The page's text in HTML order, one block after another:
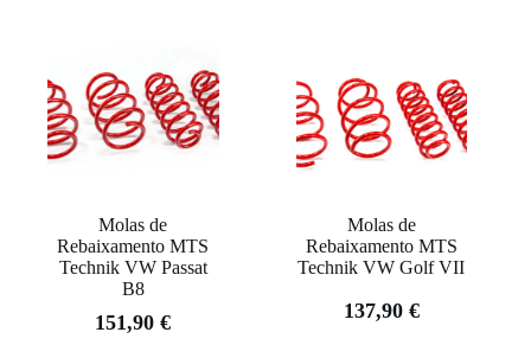
Molas de
Rebaixamento MTS
Technik VW Passat
B8
151,90€
Molas de
Rebaixamento MTS
Technik VW Golf VII
137,90 €